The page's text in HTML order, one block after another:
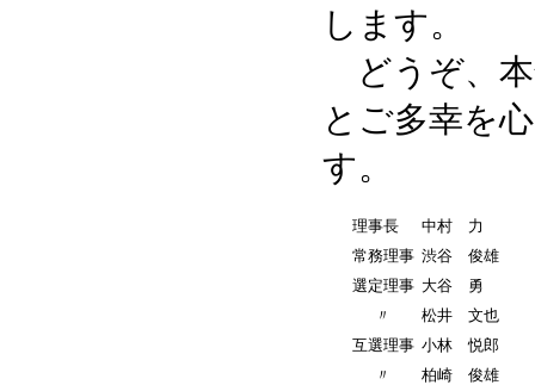
します。
どうぞ、本
とご多幸を
す。
理事長
中村 力
常務理事 渋谷 俊雄
選定理事 大谷 勇
〃
松井 文也
互選理事 小林 悦郎
〃
柏崎 俊雄